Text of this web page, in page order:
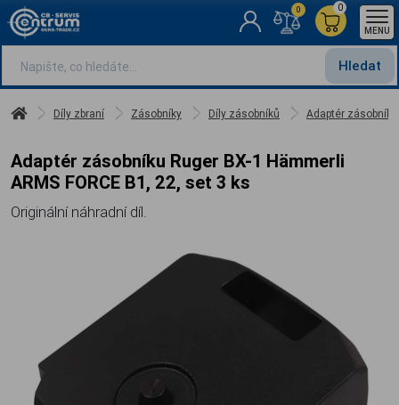
Hledat
0
0
MENU
Díly zbraní Zásobníky Díly zásobníků Adaptér zásobníku
Adaptér zásobníku Ruger BX-1 Hämmerli
ARMS FORCE B1, 22, set 3 ks
Originální náhradní díl.